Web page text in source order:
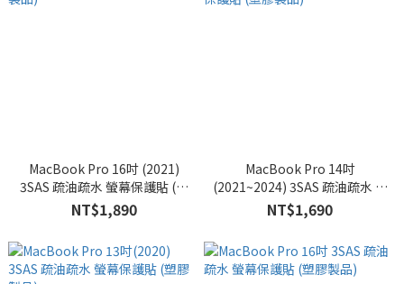
MacBook Pro 16吋 (2021)
3SAS 疏油疏水 螢幕保護貼 (塑
膠製品)
NT$1,890
MacBook Pro 14吋
(2021~2024) 3SAS 疏油疏水 螢
幕保護貼 (塑膠製品)
NT$1,690